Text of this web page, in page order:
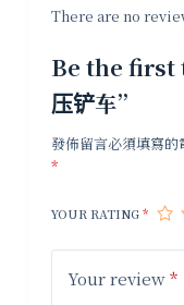
There are no
Be the first
压铲车”
發佈留言必須填寫的
*
YOUR RATING*
Your review*